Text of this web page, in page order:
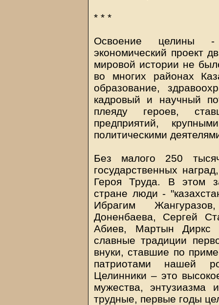
* * *
Освоение целины -
экономический проект
мировой истории не
во многих районах
образование,
кадровый и научный
плеяду героев,
предприятий,
политическими
Без малого 250
государственных
Героя Труда. В этом
стране люди -
Ибрагим
Доненбаева, Сергей
Абиев, Мартын Диркс
славные традиции
внуки, ставшие по
патриотами нашей
Целинники – это
мужества, энтузиазма
трудные, первые годы